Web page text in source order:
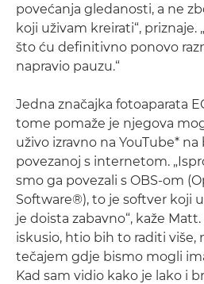
povećanja gledanosti, a ne
koji uživam kreirati“,
što ću definitivno ponovo
napravio pauzu.“
Jedna značajka fotoaparata
tome pomaže je njegova
uživo izravno na YouTube*
povezanoj s internetom.
smo ga povezali s OBS-om
Software®), to je softver koji
je doista zabavno“, kaže
iskusio, htio bih to raditi više,
tečajem gdje bismo mogli
Kad sam vidio kako je lako i